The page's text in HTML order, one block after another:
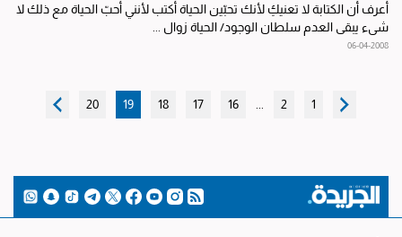
أعرف أن الكتابة لا تعنيكِ لأنك تحبّين الحياة أكتب لأنني أحبّ الحياة مع ذلك لا
شيء يبقى العدم سلطان الوجود/ الحياة زوال ...
06-04-2008
1
2
16
17
18
19
20